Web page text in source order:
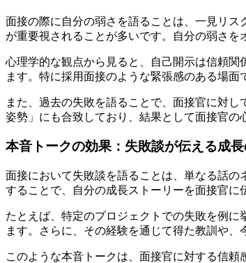
面接の際に自分の弱さを語ることは、一見リ
が重要視されることが多いです。自分の弱さを
心理学的な観点から見ると、自己開示は信頼
ます。特に採用面接のような緊張感のある場面
また、過去の失敗を語ることで、面接官に対
姿勢」にも合致しており、結果として面接官の
本音トークの効果：失敗談が伝える成
面接において失敗談を語ることは、単なる話
することで、自分の成長ストーリーを面接官に
たとえば、特定のプロジェクトでの失敗を例
ます。さらに、その経験を通じて得た教訓や
このような本音トークは、面接官に対する信